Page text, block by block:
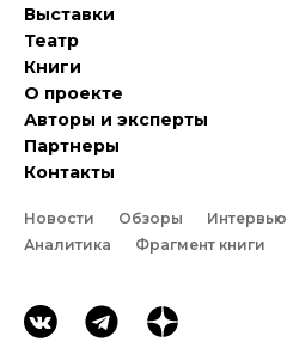
Выставки
Театр
Книги
О проекте
Авторы и эксперты
Партнеры
Контакты
Новости Обзоры Интервью
Аналитика
Фрагмент книги